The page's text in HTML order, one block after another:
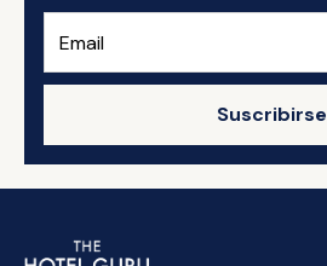
Suscribirse